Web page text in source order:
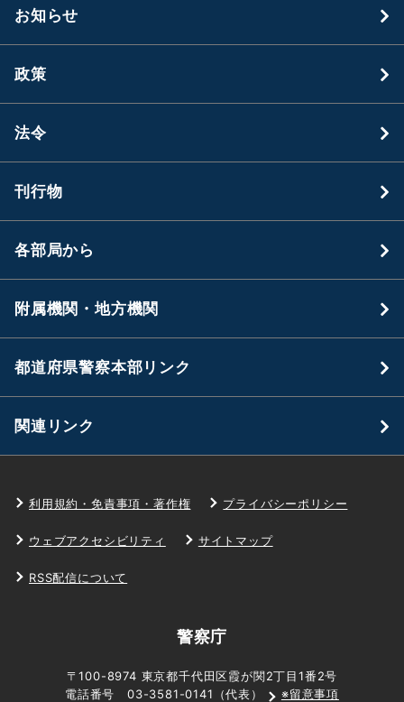
お知らせ
政策
法令
刊行物
各部局から
附属機関・地方機関
都道府県警察本部リンク
関連リンク
利用規約・免責事項・著作権 プライバシーポリシー
ウェブアクセシビリティ サイトマップ
RSS配信について
警察庁
〒100-8974 東京都千代田区霞が関2丁目1番2号
電話番号 03-3581-0141（代表）
※留意事項